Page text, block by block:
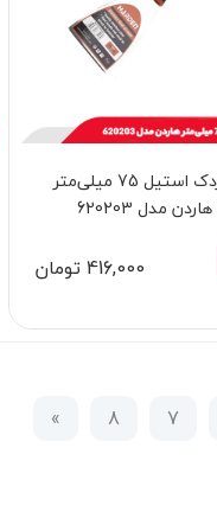
کاردک استیل 75 میلی‌متر
هاردن مدل 620203
416,000 تومان
7
8
»